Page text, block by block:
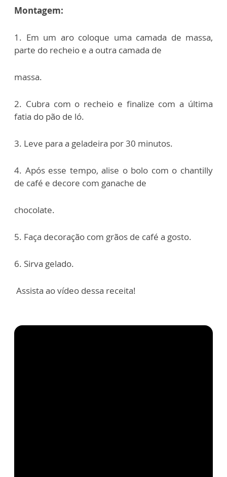
Montagem:
1. Em um aro coloque uma camada de massa,
parte do recheio e a outra camada de
massa.
2. Cubra com o recheio e finalize com a última
fatia do pão de ló.
3. Leve para a geladeira por 30 minutos.
4. Após esse tempo, alise o bolo com o chantilly
de café e decore com ganache de
chocolate.
5. Faça decoração com grãos de café a gosto.
6. Sirva gelado.
Assista ao vídeo dessa receita!